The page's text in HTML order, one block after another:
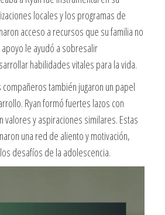
locales y los programas de
acceso a recursos que su familia no
le ayudó a sobresalir
habilidades vitales para la vida.
también jugaron un papel
Ryan formó fuertes lazos con
valores y aspiraciones similares. Estas
una red de aliento y motivación,
desafíos de la adolescencia.